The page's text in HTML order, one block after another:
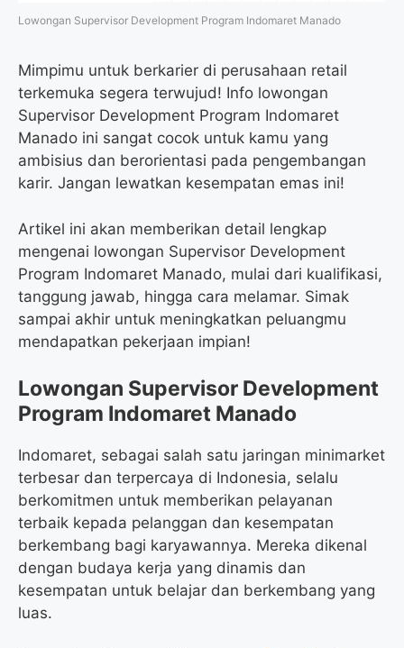
Lowongan Supervisor Development Program Indomaret Manado
Mimpimu untuk berkarier di perusahaan retail
terkemuka segera terwujud! Info lowongan
Supervisor Development Program Indomaret
Manado ini sangat cocok untuk kamu yang
ambisius dan berorientasi pada pengembangan
karir. Jangan lewatkan kesempatan emas ini!
Artikel ini akan memberikan detail lengkap
mengenai lowongan Supervisor Development
Program Indomaret Manado, mulai dari kualifikasi,
tanggung jawab, hingga cara melamar. Simak
sampai akhir untuk meningkatkan peluangmu
mendapatkan pekerjaan impian!
Lowongan Supervisor Development
Program Indomaret Manado
Indomaret, sebagai salah satu jaringan minimarket
terbesar dan terpercaya di Indonesia, selalu
berkomitmen untuk memberikan pelayanan
terbaik kepada pelanggan dan kesempatan
berkembang bagi karyawannya. Mereka dikenal
dengan budaya kerja yang dinamis dan
kesempatan untuk belajar dan berkembang yang
luas.